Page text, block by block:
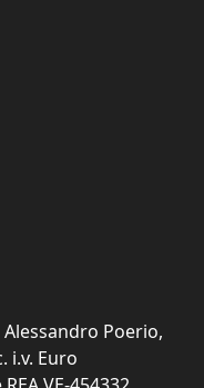
Poerio,
i.v. Euro